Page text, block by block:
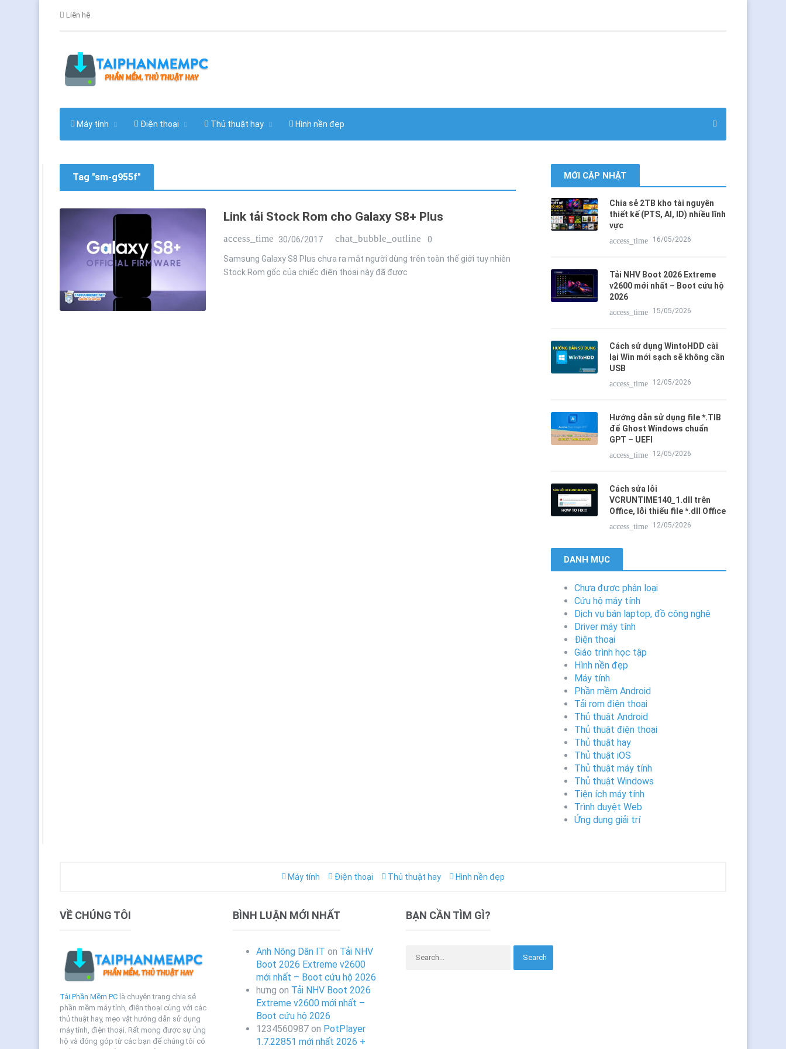
Liên hệ
Máy tính Điện thoại Thủ thuật hay Hình nền đẹp
Tag "sm-g955f"
Link tải Stock Rom cho Galaxy S8+ Plus
access_time 30/06/2017 chat_bubble_outline 0
Samsung Galaxy S8 Plus chưa ra mắt người dùng trên toàn thế giới tuy nhiên
Stock Rom gốc của chiếc điện thoại này đã được
MỚI CẬP NHẬT
Chia sẻ 2TB kho tài nguyên
thiết kế (PTS, AI, ID) nhiều lĩnh
vực
access_time
16/05/2026
Tải NHV Boot 2026 Extreme
v2600 mới nhất – Boot cứu hộ
2026
access_time
15/05/2026
Cách sử dụng WintoHDD cài
lại Win mới sạch sẽ không cần
USB
access_time
12/05/2026
Hướng dẫn sử dụng file *.TIB
để Ghost Windows chuẩn
GPT – UEFI
access_time
12/05/2026
Cách sửa lỗi
VCRUNTIME140_1.dll trên
Office, lỗi thiếu file *.dll Office
access_time
12/05/2026
DANH MỤC
Chưa được phân loại
Cứu hộ máy tính
Dịch vụ bán laptop, đồ công nghệ
Driver máy tính
Điện thoại
Giáo trình học tập
Hình nền đẹp
Máy tính
Phần mềm Android
Tải rom điện thoại
Thủ thuật Android
Thủ thuật điện thoại
Thủ thuật hay
Thủ thuật iOS
Thủ thuật máy tính
Thủ thuật Windows
Tiện ích máy tính
Trình duyệt Web
Ứng dụng giải trí
Máy tính Điện thoại Thủ thuật hay Hình nền đẹp
VỀ CHÚNG TÔI
Tải Phần Mềm PC là chuyên trang chia sẻ
phần mềm máy tính, điện thoại cùng với các
thủ thuật hay, mẹo vặt hướng dẫn sử dụng
máy tính, điện thoại. Rất mong được sự ủng
hộ và đóng góp từ các bạn để chúng tôi có
BÌNH LUẬN MỚI NHẤT
Anh Nông Dân IT on Tải NHV
Boot 2026 Extreme v2600
mới nhất – Boot cứu hộ 2026
hưng on Tải NHV Boot 2026
Extreme v2600 mới nhất –
Boot cứu hộ 2026
1234560987on PotPlayer
1.7.22851 mới nhất 2026 +
BẠN CẦN TÌM GÌ?